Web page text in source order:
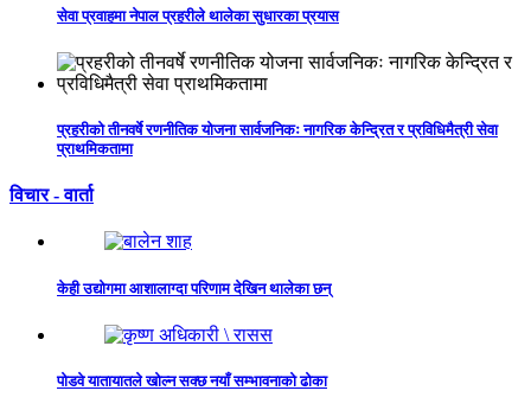
सेवा प्रवाहमा नेपाल प्रहरीले थालेका सुधारका प्रयास
प्रहरीको तीनवर्षे रणनीतिक योजना सार्वजनिकः नागरिक केन्द्रित र प्रविधिमैत्री सेवा
प्राथमिकतामा
विचार - वार्ता
केही उद्योगमा आशालाग्दा परिणाम देखिन थालेका छन्
पोडवे यातायातले खोल्न सक्छ नयाँ सम्भावनाको ढोका